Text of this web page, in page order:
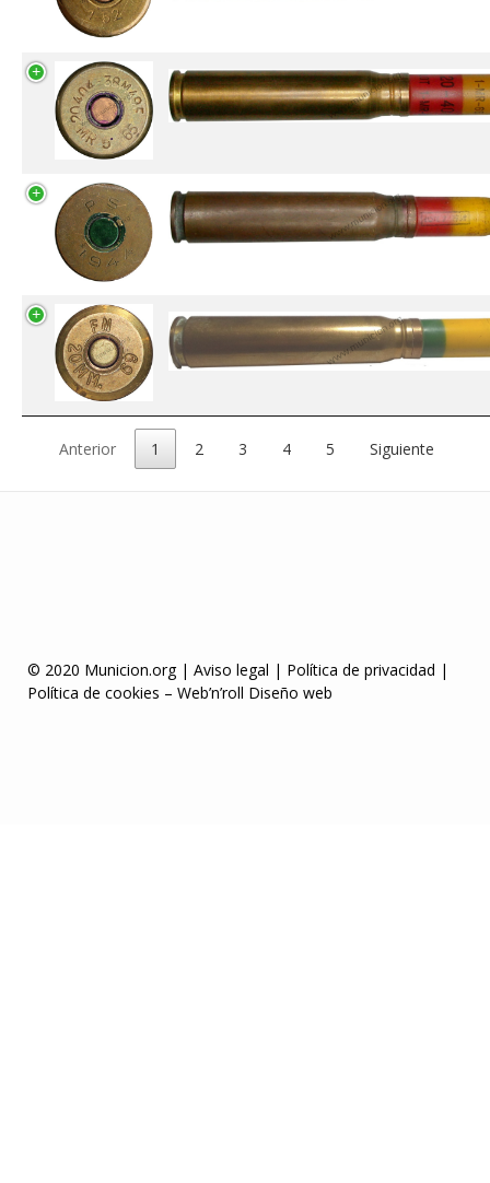
Anterior 1 2 3 4 5 Siguiente
© 2020 Municion.org | Aviso legal | Política de privacidad |
Política de cookies – Web’n’roll Diseño web